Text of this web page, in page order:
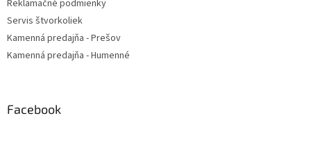
Reklamačné podmienky
Servis štvorkoliek
Kamenná predajňa - Prešov
Kamenná predajňa - Humenné
Facebook